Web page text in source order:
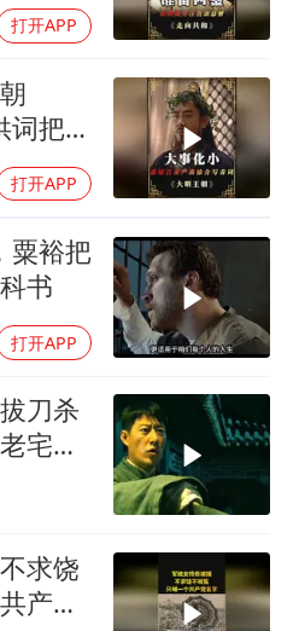
打开APP
把浙
打开APP
粟裕把
书
打开APP
刀杀
宅了
求饶
产党